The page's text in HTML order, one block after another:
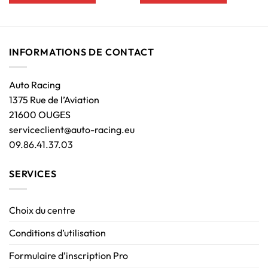
INFORMATIONS DE CONTACT
Auto Racing
1375 Rue de l’Aviation
21600 OUGES
serviceclient@auto-racing.eu
09.86.41.37.03
SERVICES
Choix du centre
Conditions d’utilisation
Formulaire d’inscription Pro